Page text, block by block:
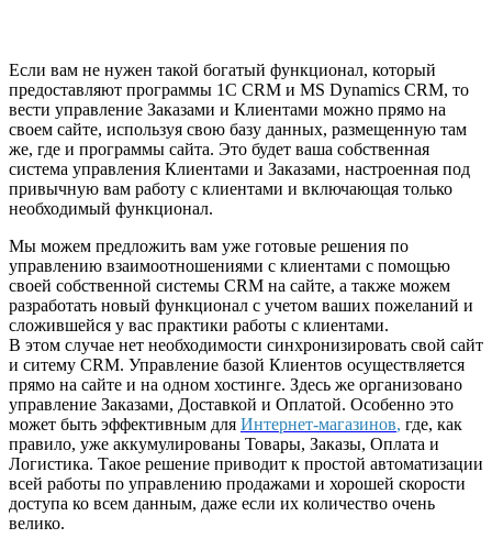
Если вам не нужен такой богатый функционал, который
предоставляют программы 1C CRM и MS Dynamics CRM, то
вести управление Заказами и Клиентами можно прямо на
своем сайте, используя свою базу данных, размещенную там
же, где и программы сайта. Это будет ваша собственная
система управления Клиентами и Заказами, настроенная под
привычную вам работу с клиентами и включающая только
необходимый функционал.
Мы можем предложить вам уже готовые решения по
управлению взаимоотношениями с клиентами с помощью
своей собственной системы CRM на сайте, а также можем
разработать новый функционал с учетом ваших пожеланий и
сложившейся у вас практики работы с клиентами.
В этом случае нет необходимости синхронизировать свой сайт
и ситему CRM. Управление базой Клиентов осуществляется
прямо на сайте и на одном хостинге. Здесь же организовано
управление Заказами, Доставкой и Оплатой. Особенно это
может быть эффективным для Интернет-магазинов, где, как
правило, уже аккумулированы Товары, Заказы, Оплата и
Логистика. Такое решение приводит к простой автоматизации
всей работы по управлению продажами и хорошей скорости
доступа ко всем данным, даже если их количество очень
велико.